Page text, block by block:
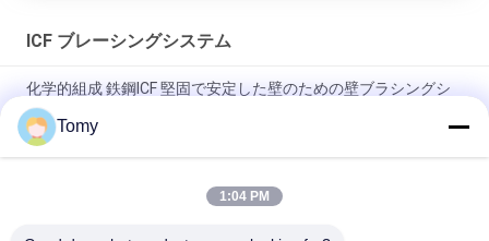
ICF ブレーシングシステム
化学的組成 鉄鋼ICF 堅固で安定した壁のための壁ブラシングシ
ステム
鉄鋼 2 メートル ICF ブラシング 建設 ニーズ の 完璧な 解決策
伝統的なデザインICFブラシング 2mm厚さのレンタルとZontブ
Tomy
1:04 PM